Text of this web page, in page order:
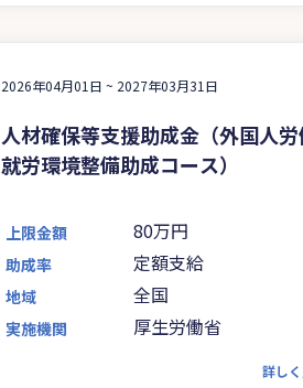
2026年04月01日 ~ 2027年03月31日
人材確保等支援助成金（外国人
就労環境整備助成コース）
上限金額 80万円
助成率 定額支給
地域 全国
実施機関 厚生労働省
詳し